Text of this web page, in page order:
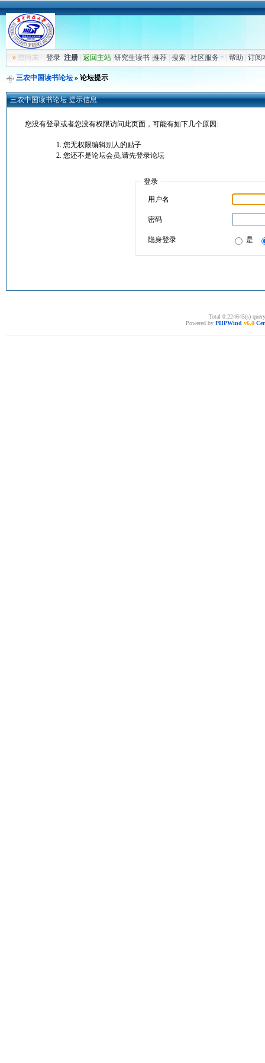
»您尚未 登录 注册| 返回主站| 研究生读书| 推荐| 搜索| 社区服务 帮助 订阅
三农中国读书论坛» 论坛提示
三农中国读书论坛 提示信息
您没有登录或者您没有权限访问此页面，可能有如下几个原因:
您无权限编辑别人的贴子
您还不是论坛会员,请先登录论坛
登录
用户名
密码
隐身登录 是
Total 0.224645(s)
Powered by PHPWind v6.0